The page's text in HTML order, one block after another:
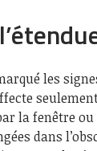
les
la fenêtre
dans